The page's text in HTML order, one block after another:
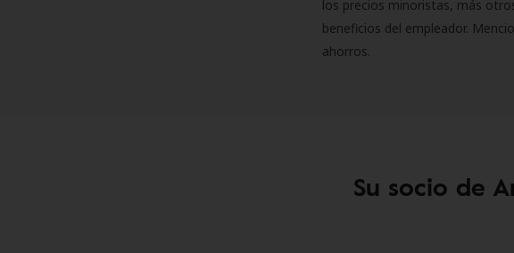
los precios minoristas, más
beneficios del empleador.
ahorros.
Su socio de